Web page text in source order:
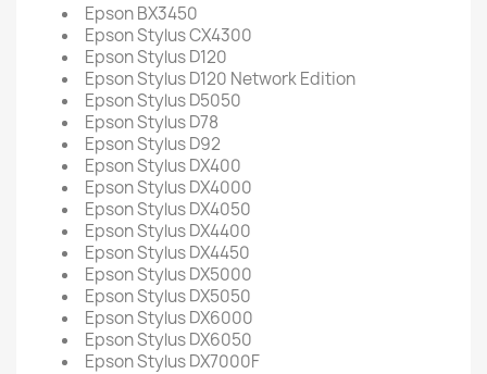
Epson BX3450
Epson Stylus CX4300
Epson Stylus D120
Epson Stylus D120 Network Edition
Epson Stylus D5050
Epson Stylus D78
Epson Stylus D92
Epson Stylus DX400
Epson Stylus DX4000
Epson Stylus DX4050
Epson Stylus DX4400
Epson Stylus DX4450
Epson Stylus DX5000
Epson Stylus DX5050
Epson Stylus DX6000
Epson Stylus DX6050
Epson Stylus DX7000F